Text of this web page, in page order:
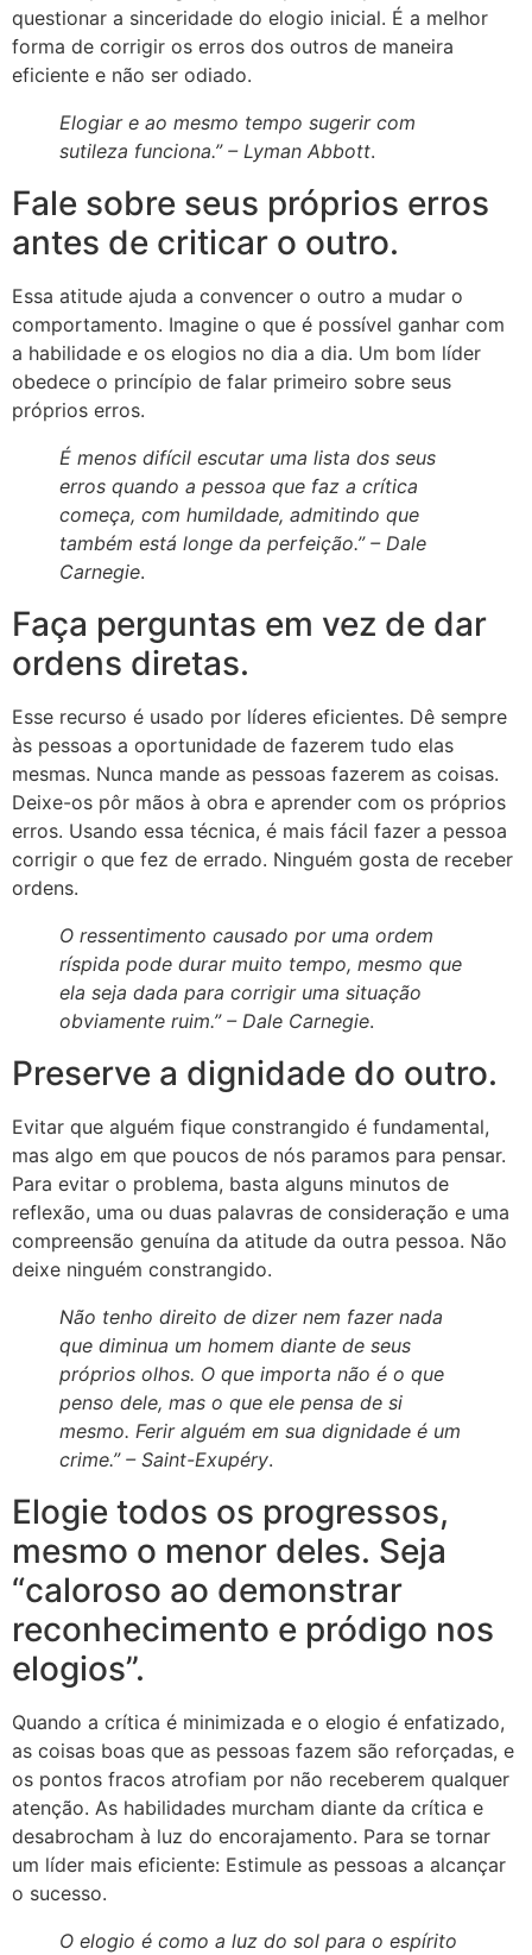
questionar a sinceridade do elogio inicial. É a melhor
forma de corrigir os erros dos outros de maneira
eficiente e não ser odiado.
Elogiar e ao mesmo tempo sugerir com
sutileza funciona.” – Lyman Abbott.
Fale sobre seus próprios erros
antes de criticar o outro.
Essa atitude ajuda a convencer o outro a mudar o
comportamento. Imagine o que é possível ganhar com
a habilidade e os elogios no dia a dia. Um bom líder
obedece o princípio de falar primeiro sobre seus
próprios erros.
É menos difícil escutar uma lista dos seus
erros quando a pessoa que faz a crítica
começa, com humildade, admitindo que
também está longe da perfeição.” – Dale
Carnegie.
Faça perguntas em vez de dar
ordens diretas.
Esse recurso é usado por líderes eficientes. Dê sempre
às pessoas a oportunidade de fazerem tudo elas
mesmas. Nunca mande as pessoas fazerem as coisas.
Deixe-os pôr mãos à obra e aprender com os próprios
erros. Usando essa técnica, é mais fácil fazer a pessoa
corrigir o que fez de errado. Ninguém gosta de receber
ordens.
O ressentimento causado por uma ordem
ríspida pode durar muito tempo, mesmo que
ela seja dada para corrigir uma situação
obviamente ruim.” – Dale Carnegie.
Preserve a dignidade do outro.
Evitar que alguém fique constrangido é fundamental,
mas algo em que poucos de nós paramos para pensar.
Para evitar o problema, basta alguns minutos de
reflexão, uma ou duas palavras de consideração e uma
compreensão genuína da atitude da outra pessoa. Não
deixe ninguém constrangido.
Não tenho direito de dizer nem fazer nada
que diminua um homem diante de seus
próprios olhos. O que importa não é o que
penso dele, mas o que ele pensa de si
mesmo. Ferir alguém em sua dignidade é um
crime.” – Saint-Exupéry.
Elogie todos os progressos,
mesmo o menor deles. Seja
“caloroso ao demonstrar
reconhecimento e pródigo nos
elogios”.
Quando a crítica é minimizada e o elogio é enfatizado,
as coisas boas que as pessoas fazem são reforçadas, e
os pontos fracos atrofiam por não receberem qualquer
atenção. As habilidades murcham diante da crítica e
desabrocham à luz do encorajamento. Para se tornar
um líder mais eficiente: Estimule as pessoas a alcançar
o sucesso.
O elogio é como a luz do sol para o espírito